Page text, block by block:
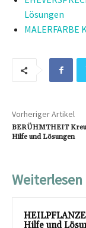
Lösungen
Vorheriger Artikel
BERÜHMTHEIT
Hilfe und Lösungen
Weiterlesen
Hilfe und